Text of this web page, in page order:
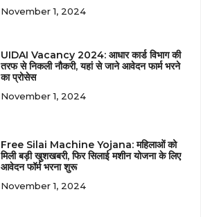
November 1, 2024
UIDAI Vacancy 2024: आधार कार्ड विभाग की
तरफ से निकली नौकरी, यहां से जाने आवेदन फार्म भरने
का प्रोसेस
November 1, 2024
Free Silai Machine Yojana: महिलाओं को
मिली बड़ी खुशखबरी, फिर सिलाई मशीन योजना के लिए
आवेदन फॉर्म भरना शुरू
November 1, 2024